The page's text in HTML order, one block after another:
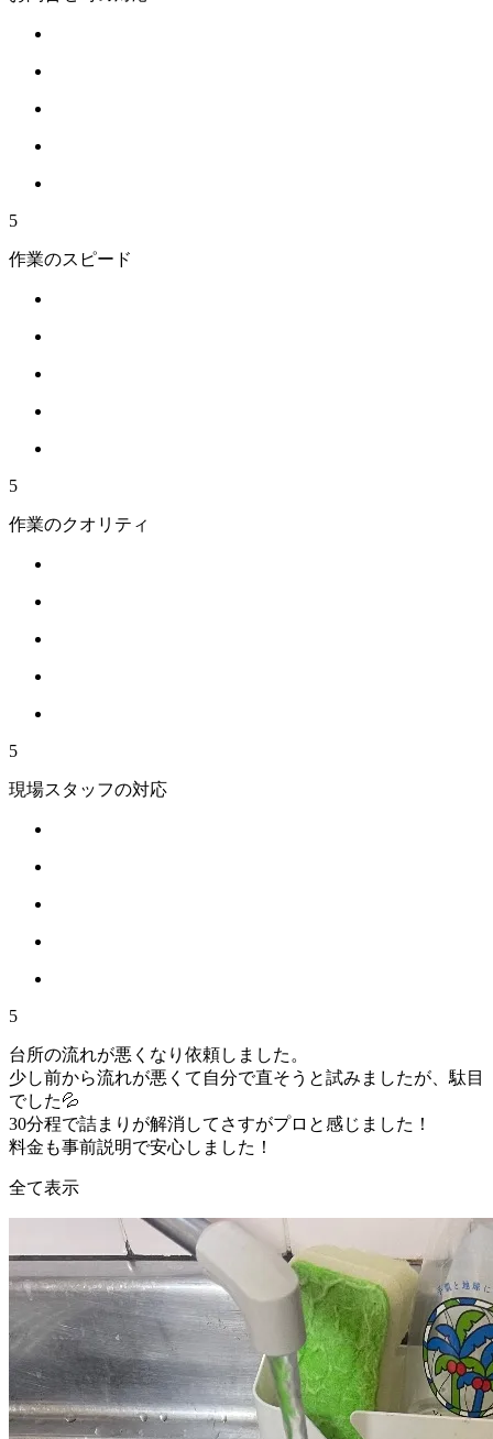
5
作業のスピード
5
作業のクオリティ
5
現場スタッフの対応
5
台所の流れが悪くなり依頼しました。
少し前から流れが悪くて自分で直そうと試みましたが、駄目
でした💦
30分程で詰まりが解消してさすがプロと感じました！
料金も事前説明で安心しました！
全て表示